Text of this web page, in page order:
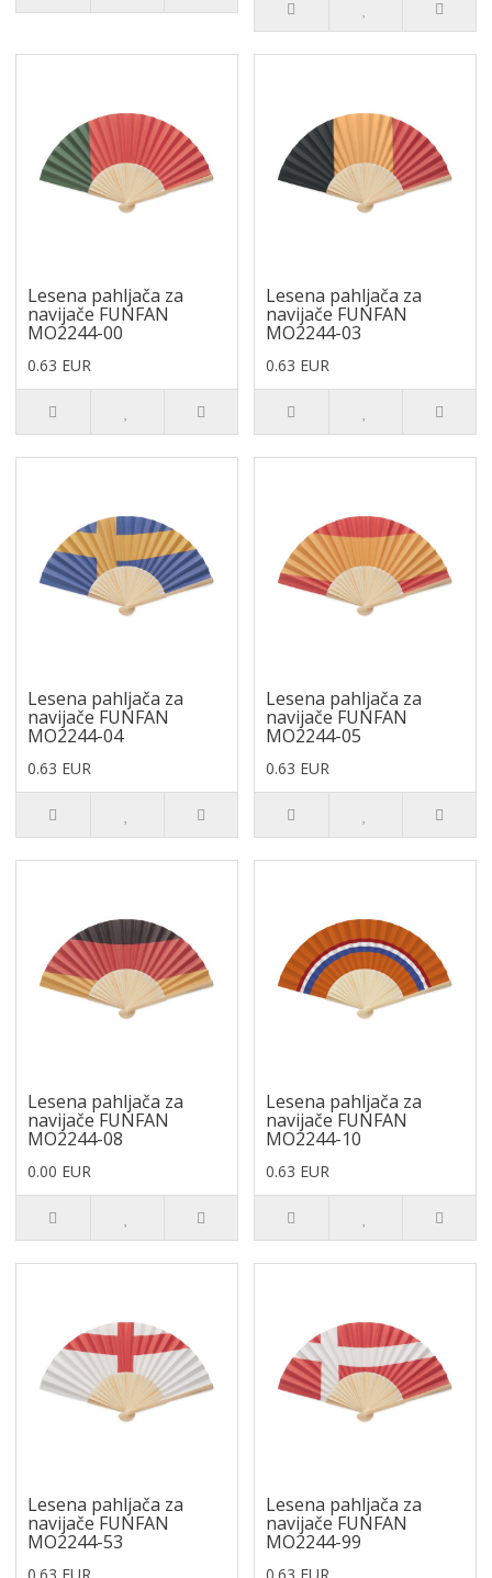
Lesena pahljača za
navijače FUNFAN
MO2244-00
0.63 EUR
Lesena pahljača za
navijače FUNFAN
MO2244-03
0.63 EUR
Lesena pahljača za
navijače FUNFAN
MO2244-04
0.63 EUR
Lesena pahljača za
navijače FUNFAN
MO2244-05
0.63 EUR
Lesena pahljača za
navijače FUNFAN
MO2244-08
0.00 EUR
Lesena pahljača za
navijače FUNFAN
MO2244-10
0.63 EUR
Lesena pahljača za
navijače FUNFAN
MO2244-53
Lesena pahljača za
navijače FUNFAN
MO2244-99